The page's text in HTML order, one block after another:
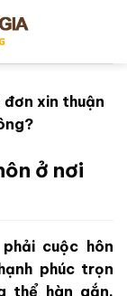
đơn xin thuận
ở nơi
cuộc hôn
phúc trọn
thể hàn gắn,